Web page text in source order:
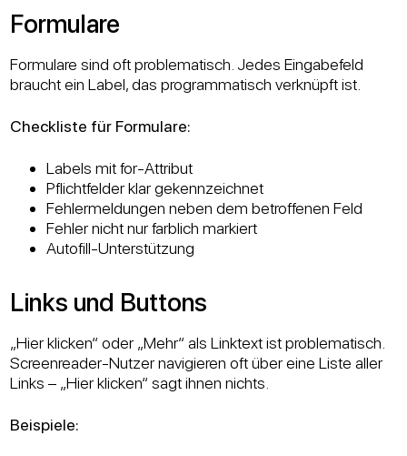
Formulare
Formulare sind oft problematisch. Jedes Eingabefeld
braucht ein Label, das programmatisch verknüpft ist.
Checkliste für Formulare:
Labels mit for-Attribut
Pflichtfelder klar gekennzeichnet
Fehlermeldungen neben dem betroffenen Feld
Fehler nicht nur farblich markiert
Autofill-Unterstützung
Links und Buttons
„Hier klicken“ oder „Mehr“ als Linktext ist problematisch.
Screenreader-Nutzer navigieren oft über eine Liste aller
Links – „Hier klicken“ sagt ihnen nichts.
Beispiele: